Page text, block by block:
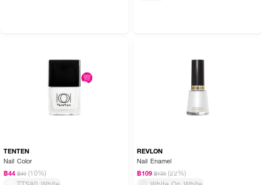
TENTEN
Nail Color
฿44 ฿49 (10%)
REVLON
Nail Enamel
฿109 ฿139 (22%)